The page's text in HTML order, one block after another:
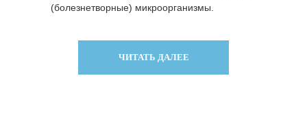
(болезнетворные) микроорганизмы.
ЧИТАТЬ ДАЛЕЕ